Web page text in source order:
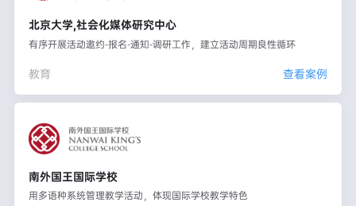
北京大学,社会化媒体研究中心
有序开展活动邀约-报名-通知-调研工作，建立活动周期良性循环
教育 查看案例
南外国王国际学校
用多语种系统管理教学活动，体现国际学校教学特色